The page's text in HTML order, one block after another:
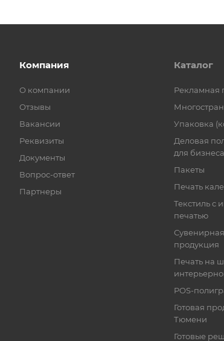
Компания
О компании
Отзывы
Вакансии
Реквизиты
Документы
Вопрос-ответ
Партнеры
Каталог
Рекламная
Упаковка
Деловая
для
Пакеты
Печать
Текстиль с
печатью
продукция
Печать на
POS-
Готовая
Тюмени
Готовые